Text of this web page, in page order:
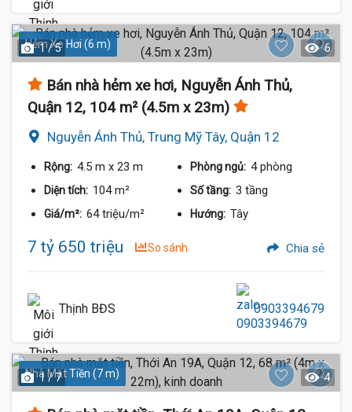
Hẻm Xe Hơi (6 m)
1 / 5 6
Bán nhà hẻm xe hơi, Nguyễn Ánh Thủ,
Quận 12, 104 m² (4.5m x 23m)
Nguyễn Ánh Thủ, Trung Mỹ Tây, Quận 12
Rộng: 4.5 m x 23 m Phòng ngủ: 4 phòng
Diện tích: 104 m² Số tầng: 3 tầng
Giá/m²: 64 triệu/m² Hướng: Tây
7 tỷ 650 triệu So sánh Chia sẻ
Thịnh BĐS 0903394679
Nhà Mặt Tiền (7 m)
1 / 7 4